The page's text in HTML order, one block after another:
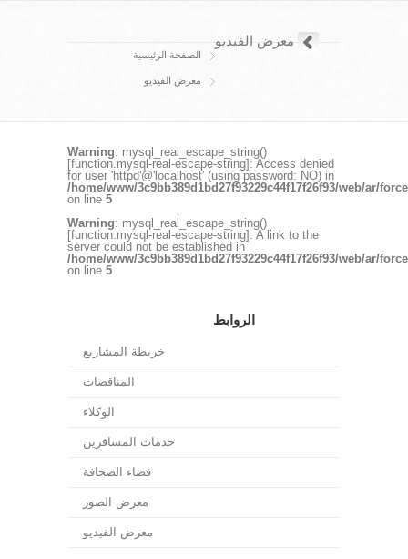
معرض الفيديو
الصفحة الرئيسية
معرض الفيديو
Warning: mysql_real_escape_string()
[function.mysql-real-escape-string]: Access denied
for user 'httpd'@'localhost' (using password: NO) in
/home/www/3c9bb389d1bd27f93229c44f17f26f93/web/ar/
on line 5
Warning: mysql_real_escape_string()
[function.mysql-real-escape-string]: A link to the
server could not be established in
/home/www/3c9bb389d1bd27f93229c44f17f26f93/web/ar/
on line 5
الروابط
خريطة المشاريع
المناقصات
الوكلاء
خدمات المسافرين
فضاء الصحافة
معرض الصور
معرض الفيديو